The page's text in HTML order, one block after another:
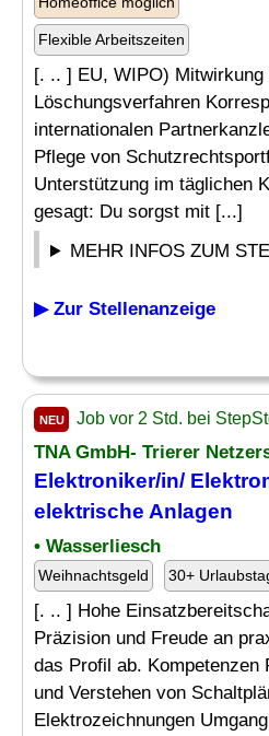
Flexible Arbeitszeiten
[. .. ] EU, WIPO)
Löschungsverfahren
internationalen
Pflege von
Unterstützung im täglichen
gesagt: Du sorgst mit [...]
MEHR INFOS ZUM
▶ Zur Stellenanzeige
NEU Job vor 2 Std. bei
TNA GmbH- Trierer
Elektroniker/in/
elektrische Anlagen
• Wasserliesch
Weihnachtsgeld 30+
[. .. ] Hohe
Präzision und Freude an
das Profil ab. Kompetenzen
und Verstehen von
Elektrozeichnungen